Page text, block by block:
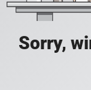
Sorry,